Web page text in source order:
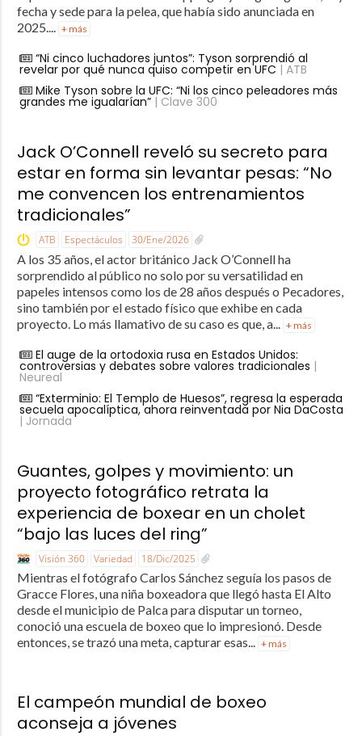
fecha y sede para la pelea, que había sido anunciada en
2025....
+ más
“Ni cinco luchadores juntos”: Tyson sorprendió al
revelar por qué nunca quiso competir en UFC | ATB
Mike Tyson sobre la UFC: “Ni los cinco peleadores más
grandes me igualarían”| Clave 300
Jack O’Connell reveló su secreto para
estar en forma sin levantar pesas: “No
me convencen los entrenamientos
tradicionales”
ATB Espectáculos 30/Ene/2026
A los 35 años, el actor británico Jack O’Connell ha
sorprendido al público no solo por su versatilidad en
papeles intensos como los de 28 años después o Pecadores,
sino también por el estado físico que exhibe en cada
proyecto. Lo más llamativo de su caso es que, a...
+ más
El auge de la ortodoxia rusa en Estados Unidos:
controversias y debates sobre valores tradicionales |
Neureal
“Exterminio: El Templo de Huesos”, regresa la esperada
secuela apocalíptica, ahora reinventada por Nia DaCosta
| Jornada
Guantes, golpes y movimiento: un
proyecto fotográfico retrata la
experiencia de boxear en un cholet
“bajo las luces del ring”
Visión 360 Variedad 18/Dic/2025
Mientras el fotógrafo Carlos Sánchez seguía los pasos de
Gracce Flores, una niña boxeadora que llegó hasta El Alto
desde el municipio de Palca para disputar un torneo,
conoció una escuela de boxeo que lo impresionó. Desde
entonces, se trazó una meta, capturar esas... + más
El campeón mundial de boxeo
aconseja a jóvenes